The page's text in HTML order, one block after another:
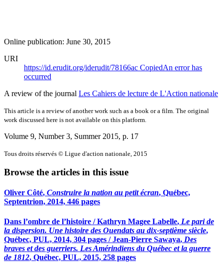
Online publication: June 30, 2015
URI
https://id.erudit.org/iderudit/78166ac CopiedAn error has
occurred
A review of the journal Les Cahiers de lecture de L'Action nationale
This article is a review of another work such as a book or a film. The original
work discussed here is not available on this platform.
Volume 9, Number 3, Summer 2015, p. 17
Tous droits réservés © Ligue d'action nationale, 2015
Browse the articles in this issue
Oliver Côté, Construire la nation au petit écran, Québec,
Septentrion, 2014, 446 pages
Dans l’ombre de l’histoire /Kathryn Magee Labelle, Le pari de
la dispersion. Une histoire des Ouendats au dix-septième siècle,
Québec, PUL, 2014, 304 pages /Jean-Pierre Sawaya, Des
braves et des guerriers. Les Amérindiens du Québec et la guerre
de 1812, Québec, PUL, 2015, 258 pages